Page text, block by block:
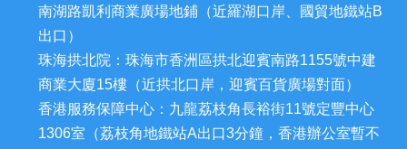
南湖路凱利商業廣場地鋪（近羅湖口岸、國貿地鐵站B
出口）
珠海拱北院：珠海市香洲區拱北迎賓南路1155號中建
商業大廈15樓（近拱北口岸，迎賓百貨廣場對面）
香港服務保障中心：九龍荔枝角長裕街11號定豐中心
1306室（荔枝角地鐵站A出口3分鐘，香港辦公室暫不